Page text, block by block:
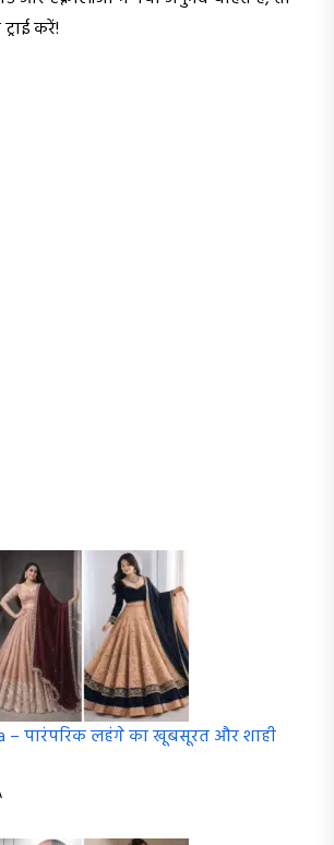
करें!
– पारंपरिक लहंगे का खूबसूरत और शाही